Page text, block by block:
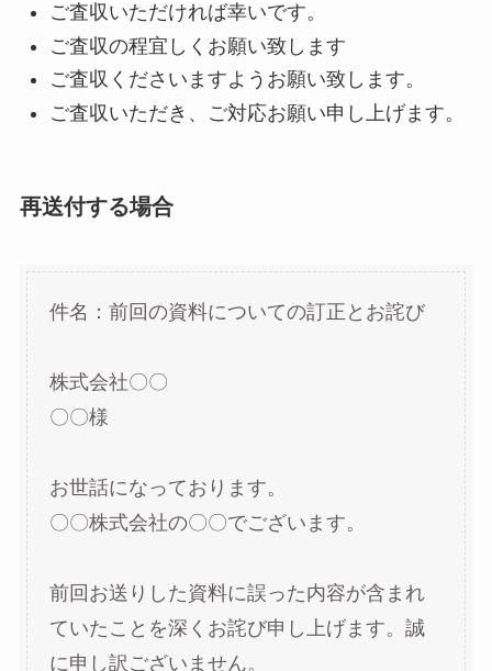
ご査収いただければ幸いです。
ご査収の程宜しくお願い致します
ご査収くださいますようお願い致します。
ご査収いただき、ご対応お願い申し上げます。
再送付する場合
件名：前回の資料についての訂正とお詫び
株式会社〇〇
〇〇様
お世話になっております。
〇〇株式会社の〇〇でございます。
前回お送りした資料に誤った内容が含まれ
ていたことを深くお詫び申し上げます。誠
に申し訳ございません。